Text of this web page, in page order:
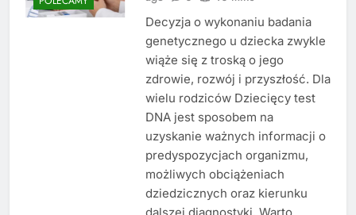
Decyzja o wykonaniu badania
genetycznego u dziecka zwykle
wiąże się z troską o jego
zdrowie, rozwój i przyszłość. Dla
wielu rodziców Dziecięcy test
DNA jest sposobem na
uzyskanie ważnych informacji o
predyspozycjach organizmu,
możliwych obciążeniach
dziedzicznych oraz kierunku